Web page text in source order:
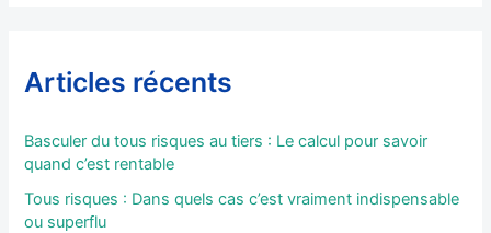
Articles récents
Basculer du tous risques au tiers : Le calcul pour savoir
quand c’est rentable
Tous risques : Dans quels cas c’est vraiment indispensable
ou superflu